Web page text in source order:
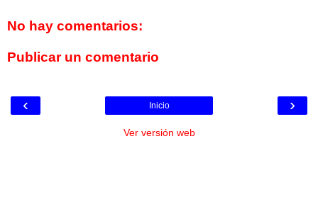
No hay comentarios:
Publicar un comentario
‹ ›
Inicio
Ver versión web